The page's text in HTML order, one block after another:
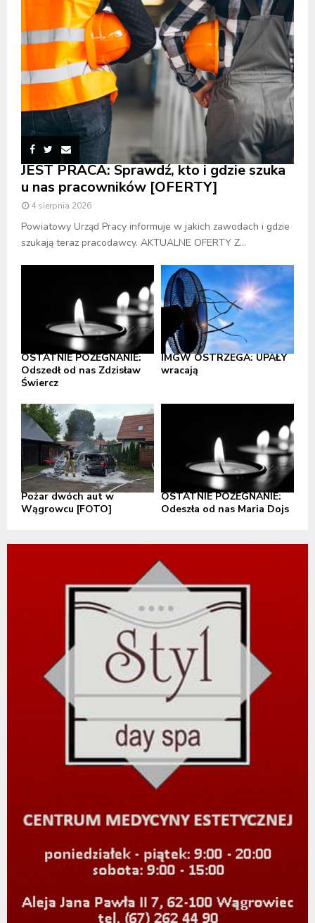
JEST PRACA: Sprawdź, kto i gdzie szuka
u nas pracowników [OFERTY]
4 sierpnia 2026
Powiatowy Urząd Pracy informuje w jakich zawodach i gdzie
szukają teraz pracodawcy. AKTUALNE OFERTY Z...
OSTATNIE POŻEGNANIE:
Odszedł od nas Zdzisław
Świercz
IMGW OSTRZEGA: UPAŁY
wracają
Pożar dwóch aut w
Wągrowcu [FOTO]
OSTATNIE POŻEGNANIE:
Odeszła od nas Maria Dojs